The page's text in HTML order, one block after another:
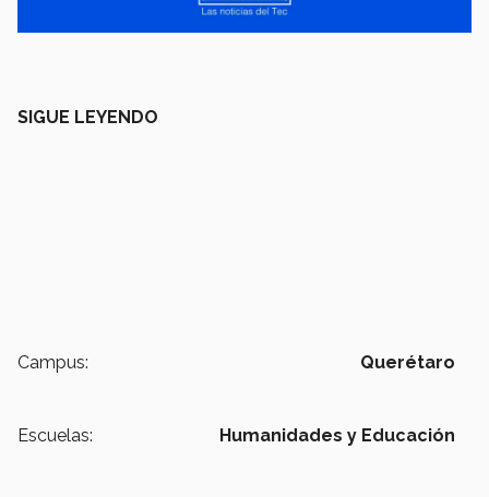
SIGUE LEYENDO
Campus: Querétaro
Escuelas: Humanidades y Educación